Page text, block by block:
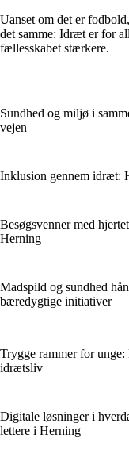
Uanset om det er
det samme: Idræt er for
fællesskabet stærkere.
Sundhed og miljø i
vejen
Inklusion gennem idræt:
Besøgsvenner med
Herning
Madspild og sundhed
bæredygtige initiativer
Trygge rammer for
idrætsliv
Digitale løsninger i
lettere i Herning